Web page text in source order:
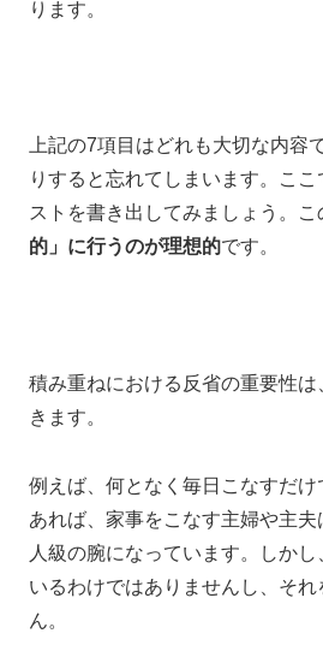
ります。
上記の7項目はどれも大切な内容
りすると忘れてしまいます。
ここ
ストを書き出してみましょう。 こ
的」に行うのが理想的です。
積み重ねにおける反省の重要性
きます。
例えば、何となく 毎日こなすだ
あれば、 家事をこなす主婦や主夫
人級の腕になっています。
しかし
いるわけではありませんし、そ
ん。